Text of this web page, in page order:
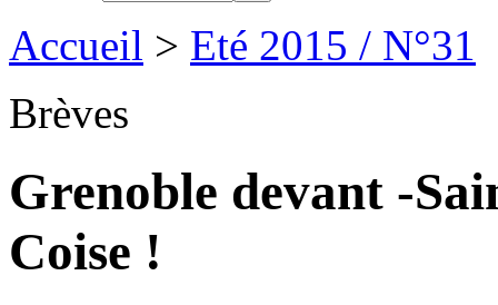
Accueil > Eté 2015 / N°31
Brèves
Grenoble devant -
Coise !